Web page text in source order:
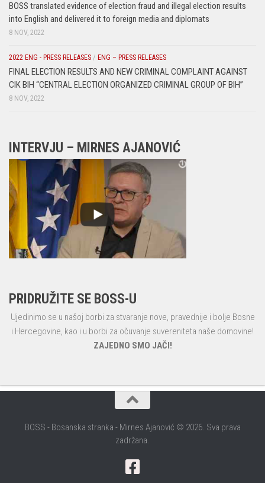
BOSS translated evidence of election fraud and illegal election results
into English and delivered it to foreign media and diplomats
8 NOV, 2022
2022 ENG - PRESS RELEASES / ENG – PRESS RELEASES
FINAL ELECTION RESULTS AND NEW CRIMINAL COMPLAINT AGAINST
CIK BIH “CENTRAL ELECTION ORGANIZED CRIMINAL GROUP OF BIH”
8 NOV, 2022
INTERVJU – MIRNES AJANOVIĆ
PRIDRUŽITE SE BOSS-U
Ujedinimo se u našoj borbi za stvaranje nove, pravednije i bolje Bosne
i Hercegovine, kao i u borbi za očuvanje suvereniteta naše domovine!
ZAJEDNO SMO JAČI!
BOSS - Bosanska stranka - Mirnes Ajanović © 2026. Sva prava
zadržana.